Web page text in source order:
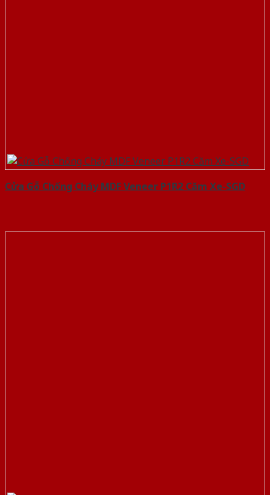
Cửa Gỗ Chống Cháy MDF Veneer P1R2 Căm Xe-SGD